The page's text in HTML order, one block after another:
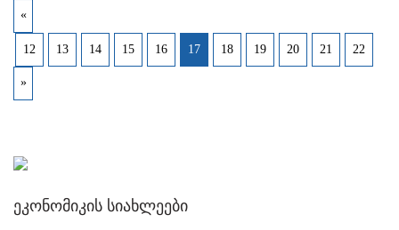
«
12 13 14 15 16 17 18 19 20 21 22
»
ეკონომიკის სიახლეები